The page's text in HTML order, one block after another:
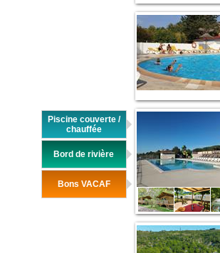
Piscine couverte /
chauffée
Bord de rivière
Bons VACAF